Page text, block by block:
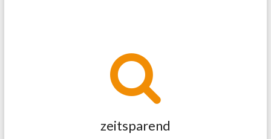
zeitsparend